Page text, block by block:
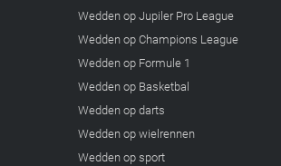
Wedden op Jupiler Pro League
Wedden op Champions League
Wedden op Formule 1
Wedden op Basketbal
Wedden op darts
Wedden op wielrennen
Wedden op sport